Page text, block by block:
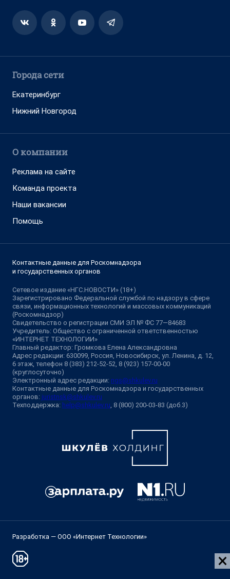
Города сети
Екатеринбург
Нижний Новгород
О компании
Реклама на сайте
Команда проекта
Наши вакансии
Помощь
Контактные данные для Роскомнадзора
и государственных органов
Сетевое издание «НГС.НОВОСТИ» (18+)
Зарегистрировано Федеральной службой по надзору в сфере
связи, информационных технологий и массовых коммуникаций
(Роскомнадзор)
Свидетельство о регистрации СМИ ЭЛ № ФС 77—84683
Учредитель: Общество с ограниченной ответственностью
«ИНТЕРНЕТ ТЕХНОЛОГИИ»
Главный редактор: Громкова Елена Александровна
Адрес редакции: 630099, Россия, Новосибирск, ул. Ленина, д. 12,
6 этаж, телефон 8 (383) 212-52-52, 8 (923) 157-00-00
(круглосуточно)
Электронный адрес редакции: ngs@shkulev.ru
Контактные данные для Роскомнадзора и государственных
органов: juristnsk@shkulev.ru
Техподдержка: help@shkulev.ru , 8 (800) 200-03-83 (доб.3)
Разработка — ООО «Интернет Технологии»